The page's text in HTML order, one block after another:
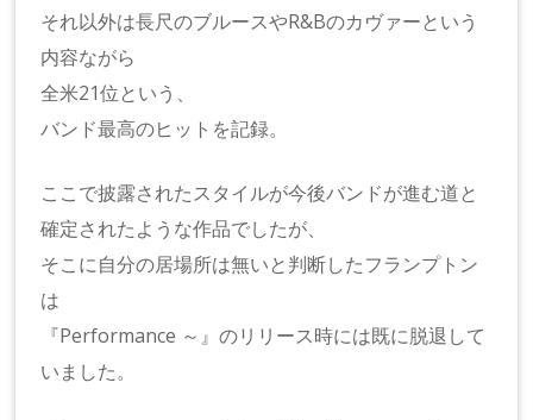
それ以外は長尺のブルースやR&Bのカヴァーという
内容ながら
全米21位という、
バンド最高のヒットを記録。
ここで披露されたスタイルが今後バンドが進む道と
確定されたような作品でしたが、
そこに自分の居場所は無いと判断したフランプトン
は
『Performance ～』のリリース時には既に脱退して
いました。